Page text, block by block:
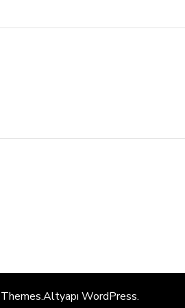
.Altyapı WordPress.